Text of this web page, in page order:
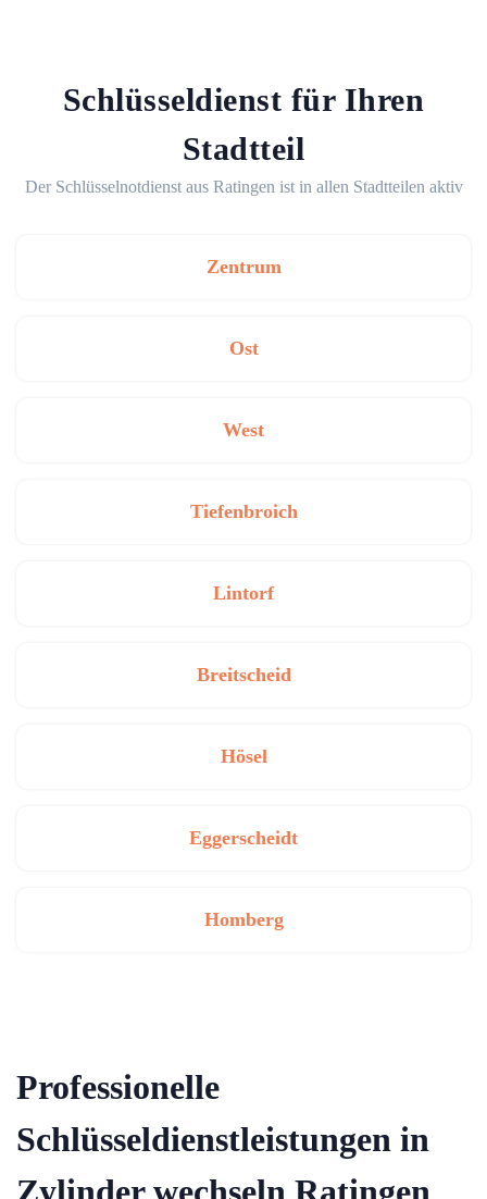
Schlüsseldienst für Ihren
Stadtteil
Der Schlüsselnotdienst aus Ratingen ist in allen Stadtteilen aktiv
Zentrum
Ost
West
Tiefenbroich
Lintorf
Breitscheid
Hösel
Eggerscheidt
Homberg
Professionelle
Schlüsseldienstleistungen in